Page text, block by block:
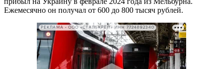
Ежемесячно он получал от 600 до 800 тысяч рублей.
РЕКЛАМА • ООО «СТАЛЬКРЕП» ИНН 7724892340